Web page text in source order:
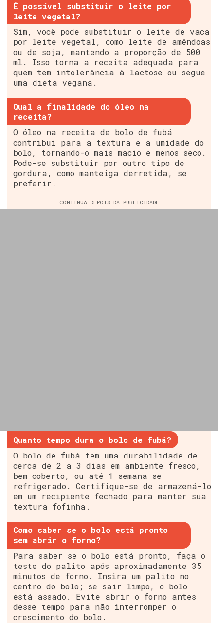
É possível substituir o leite por
leite vegetal?
Sim, você pode substituir o leite de vaca
por leite vegetal, como leite de amêndoas
ou de soja, mantendo a proporção de 500
ml. Isso torna a receita adequada para
quem tem intolerância à lactose ou segue
uma dieta vegana.
Qual a finalidade do óleo na
receita?
O óleo na receita de bolo de fubá
contribui para a textura e a umidade do
bolo, tornando-o mais macio e menos seco.
Pode-se substituir por outro tipo de
gordura, como manteiga derretida, se
preferir.
CONTINUA DEPOIS DA PUBLICIDADE
Quanto tempo dura o bolo de fubá?
O bolo de fubá tem uma durabilidade de
cerca de 2 a 3 dias em ambiente fresco,
bem coberto, ou até 1 semana se
refrigerado. Certifique-se de armazená-lo
em um recipiente fechado para manter sua
textura fofinha.
Como saber se o bolo está pronto
sem abrir o forno?
Para saber se o bolo está pronto, faça o
teste do palito após aproximadamente 35
minutos de forno. Insira um palito no
centro do bolo; se sair limpo, o bolo
está assado. Evite abrir o forno antes
desse tempo para não interromper o
crescimento do bolo.